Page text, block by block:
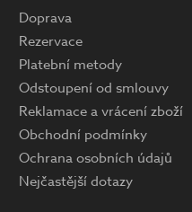
Doprava
Rezervace
Platební metody
Odstoupení od smlouvy
Reklamace a vrácení zboží
Obchodní podmínky
Ochrana osobních údajů
Nejčastější dotazy